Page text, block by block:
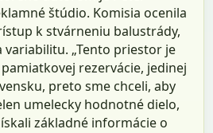
štúdio. Komisia ocenila
k stvárneniu balustrády,
variabilitu. „Tento priestor je
rezervácie, jedinej
preto sme chceli, aby
umelecky hodnotné dielo,
základné informácie o